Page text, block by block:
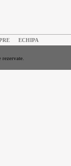
ECHIPA